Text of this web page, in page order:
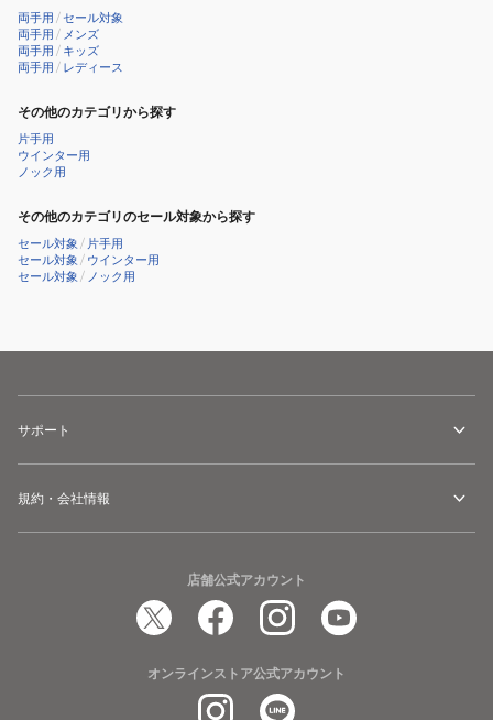
両手用 /セール対象
両手用 / メンズ
両手用 / キッズ
両手用 / レディース
その他のカテゴリから探す
片手用
ウインター用
ノック用
その他のカテゴリのセール対象から探す
セール対象 / 片手用
セール対象 / ウインター用
セール対象 / ノック用
サポート
規約・会社情報
店舗公式アカウント
オンラインストア公式アカウント